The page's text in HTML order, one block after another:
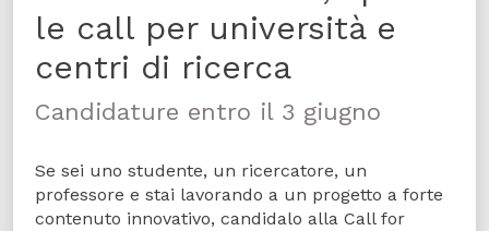
le call per università e
centri di ricerca
Candidature entro il 3 giugno
Se sei uno studente, un ricercatore, un
professore e stai lavorando a un progetto a forte
contenuto innovativo, candidalo alla Call for